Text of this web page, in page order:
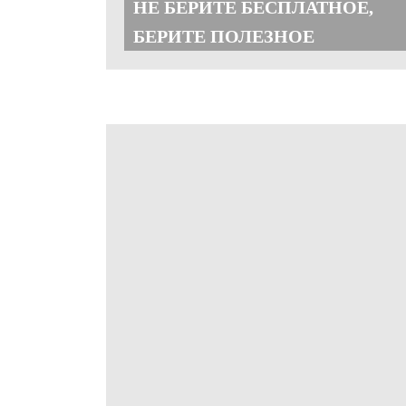
НЕ БЕРИТЕ БЕСПЛАТНОЕ,
БЕРИТЕ ПОЛЕЗНОЕ